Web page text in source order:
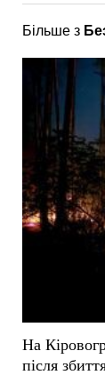
Більше з
На
після